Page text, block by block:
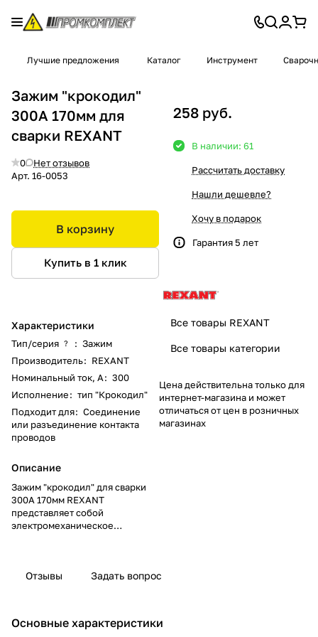
Лучшие предложения Каталог Инструмент
Зажим "крокодил"
300А 170мм для
сварки REXANT
0
Нет отзывов
Арт. 16-0053
В корзину
Купить в 1 клик
Характеристики
Тип/серия ? : Зажим
Производитель: REXANT
Номинальный ток, А: 300
Исполнение: тип "Крокодил"
Подходит для: Соединение
или разъединение контакта
проводов
Описание
Зажим "крокодил" для сварки
300А 170мм REXANT
представляет собой
электромеханическое
проводов при выполнении
слаботочных сетей. Зажим
258 руб.
В наличии: 61
Рассчитать доставку
Нашли дешевле?
Хочу в подарок
Гарантия 5 лет
Все товары REXANT
Все товары категории
Цена действительна только для
интернет-магазина и может
отличаться от цен в розничных
магазинах
Отзывы Задать вопрос
Основные характеристики